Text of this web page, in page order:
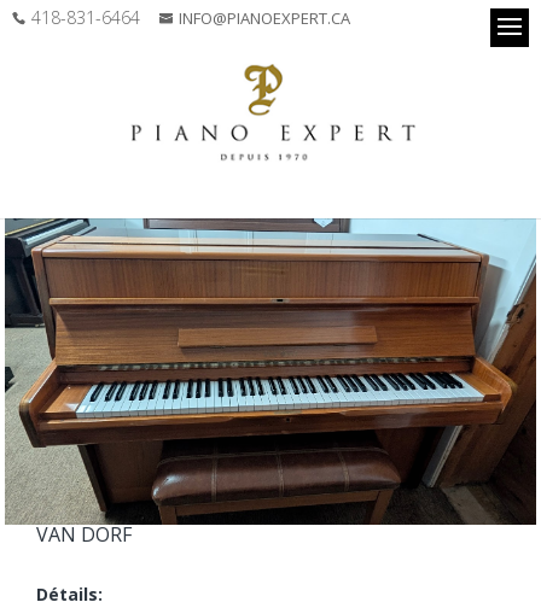
418-831-6464 INFO@PIANOEXPERT.CA
VAN DORF
Détails: